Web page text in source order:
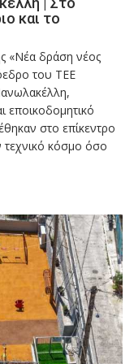
και το
«Νέα δράση νέος
του ΤΕΕ
εποικοδομητικό
στο επίκεντρο
κόσμο όσο